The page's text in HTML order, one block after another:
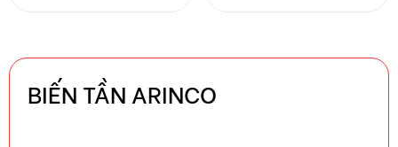
BIẾN TẦN ARINCO